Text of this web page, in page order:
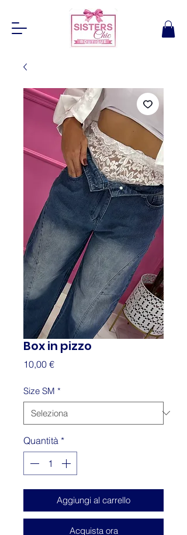
Box in pizzo
10,00 €Prezzo
Size SM *
Quantità *
Aggiungi al carrello
Acquista ora